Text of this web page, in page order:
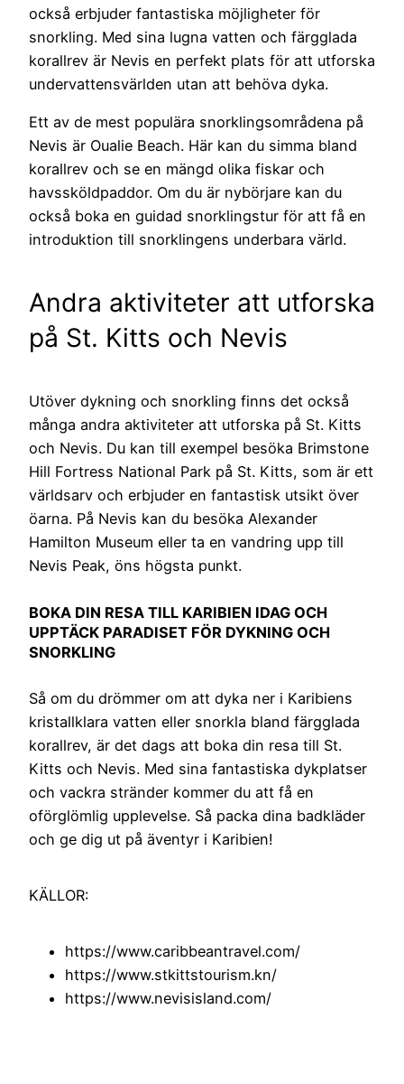
också erbjuder fantastiska möjligheter för
snorkling. Med sina lugna vatten och färgglada
korallrev är Nevis en perfekt plats för att utforska
undervattensvärlden utan att behöva dyka.
Ett av de mest populära snorklingsområdena på
Nevis är Oualie Beach. Här kan du simma bland
korallrev och se en mängd olika fiskar och
havssköldpaddor. Om du är nybörjare kan du
också boka en guidad snorklingstur för att få en
introduktion till snorklingens underbara värld.
Andra aktiviteter att utforska
på St. Kitts och Nevis
Utöver dykning och snorkling finns det också
många andra aktiviteter att utforska på St. Kitts
och Nevis. Du kan till exempel besöka Brimstone
Hill Fortress National Park på St. Kitts, som är ett
världsarv och erbjuder en fantastisk utsikt över
öarna. På Nevis kan du besöka Alexander
Hamilton Museum eller ta en vandring upp till
Nevis Peak, öns högsta punkt.
BOKA DIN RESA TILL KARIBIEN IDAG OCH
UPPTÄCK PARADISET FÖR DYKNING OCH
SNORKLING
Så om du drömmer om att dyka ner i Karibiens
kristallklara vatten eller snorkla bland färgglada
korallrev, är det dags att boka din resa till St.
Kitts och Nevis. Med sina fantastiska dykplatser
och vackra stränder kommer du att få en
oförglömlig upplevelse. Så packa dina badkläder
och ge dig ut på äventyr i Karibien!
KÄLLOR:
https://www.caribbeantravel.com/
https://www.stkittstourism.kn/
https://www.nevisisland.com/